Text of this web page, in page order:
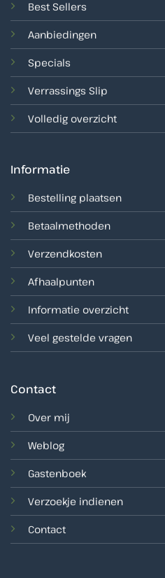
Best Sellers
Aanbiedingen
Specials
Verrassings Slip
Volledig overzicht
Informatie
Bestelling plaatsen
Betaalmethoden
Verzendkosten
Afhaalpunten
Informatie overzicht
Veel gestelde vragen
Contact
Over mij
Weblog
Gastenboek
Verzoekje indienen
Contact